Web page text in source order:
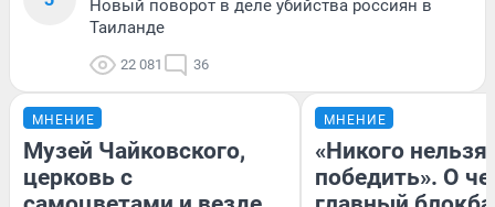
Новый поворот в деле убийства россиян в
Таиланде
22 081 36
МНЕНИЕ
Музей Чайковского,
церковь с
МНЕНИЕ
«Никого нельзя
победить». О